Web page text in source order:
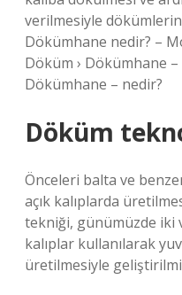
verilmesiyle dökümlerin
Dökümhane nedir? –
Döküm › Dökümhane
Dökümhane – nedir?
Döküm
Önceleri balta ve
açık kalıplarda
tekniği, günümüzde iki
kalıplar kullanılarak
üretilmesiyle